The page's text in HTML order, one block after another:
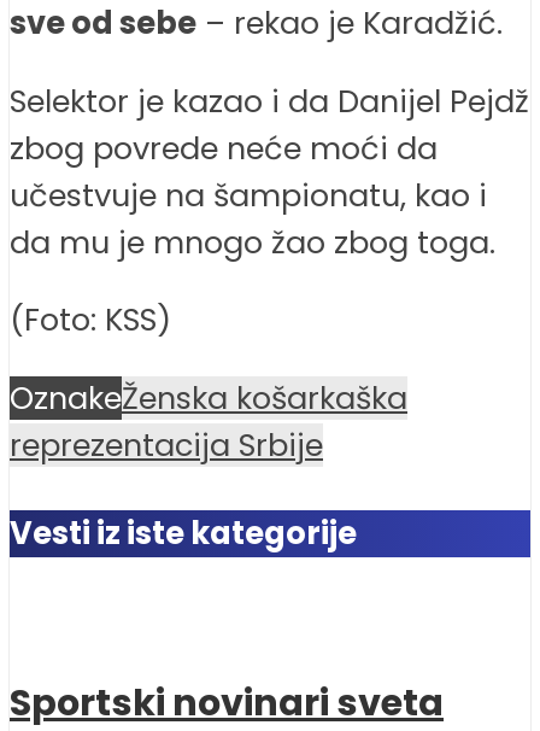
sve od sebe – rekao je Karadžić.
Selektor je kazao i da Danijel Pejdž
zbog povrede neće moći da
učestvuje na šampionatu, kao i
da mu je mnogo žao zbog toga.
(Foto: KSS)
OznakeŽenska košarkaška
reprezentacija Srbije
Vesti iz iste kategorije
Sportski novinari sveta